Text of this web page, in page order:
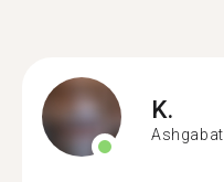
K.
Ashgabat